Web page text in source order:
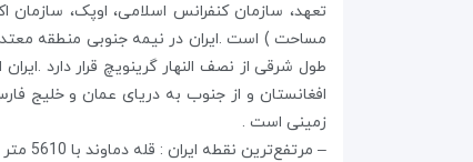
طول شرقی از نصف النهار گرینویچ قرار دارد
زمینی است .
– مرتفع‌ترین نقطه ایران : قله دماوند با 5610 متر ارتفاع